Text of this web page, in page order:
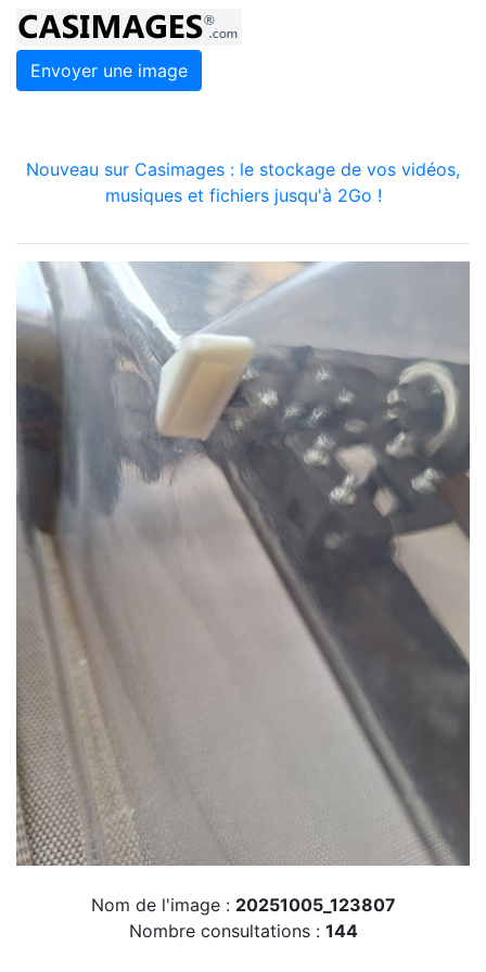
Envoyer une image
Nouveau sur Casimages : le stockage de vos vidéos,
musiques et fichiers jusqu'à 2Go !
Nom de l'image : 20251005_123807
Nombre consultations : 144